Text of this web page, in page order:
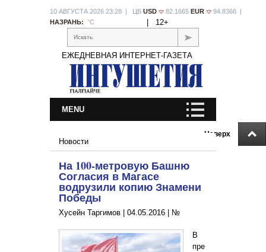
Наверх
10 АВГУСТА 2026 23:28 | ЦБ USD 82.1665 EUR
94.8366 |
НАЗРАНЬ: °С 12+
Искать
ЕЖЕДНЕВНАЯ ИНТЕРНЕТ-ГАЗЕТА
MENU
Новости
На 100-метровую Башню
Согласия в Магасе
водрузили копию Знамени
Победы
Хусейн Таргимов | 04.05.2016 №
В
пре